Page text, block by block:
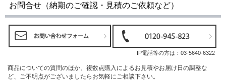
お問合せ（納期のご確認・見積のご依頼など）
IP電話等の方は： 03-5640-6322
商品についての質問のほか、複数点購入によるお見積やお届け日の調整な
ど、ご不明点がございましたらお気軽にご相談下さい。